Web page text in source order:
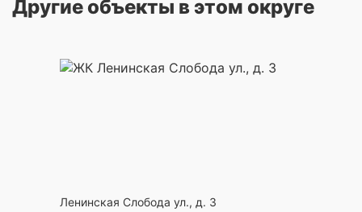
Другие объекты в этом округе
Ленинская Слобода ул., д. 3